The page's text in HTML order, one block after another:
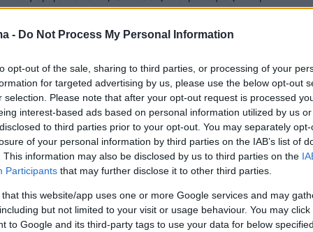
- Do Not Process My Personal Information
opt-out of the sale, sharing to third parties, or processing of your
for targeted advertising by us, please use the below opt-out
selection. Please note that after your opt-out request is processed
interest-based ads based on personal information utilized by us
to third parties prior to your opt-out. You may separately
of your personal information by third parties on the IAB’s list of
This information may also be disclosed by us to third parties on the
Participants that may further disclose it to other third parties.
that this website/app uses one or more Google services and may
but not limited to your visit or usage behaviour. You may
to Google and its third-party tags to use your data for below
επιμέλεια ανέλαβε ο Θανάσης Χουλιαράς
του Αλέξανδρου
«Ξεπεσμένος
στο θέατρο
τον Ιανουάριο του 1896, περίπου τρεις
πρώτη σύγχρονη αναβίωση των Ολυμπιακών